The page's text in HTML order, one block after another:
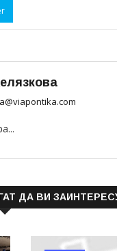
ДА ВИ